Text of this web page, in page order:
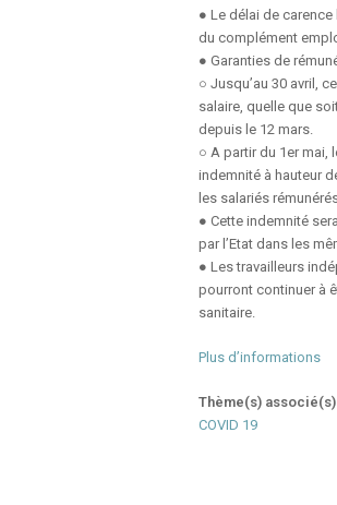
● Le délai de
du complément
● Garanties de
○ Jusqu’au 30 avril,
salaire, quelle que
depuis le 12 mars.
○ A partir du 1er mai,
indemnité à hauteur
les salariés
● Cette indemnité
par l’Etat dans les
● Les travailleurs
pourront continuer à
sanitaire.
Plus d’informations
Thème(s)
COVID 19